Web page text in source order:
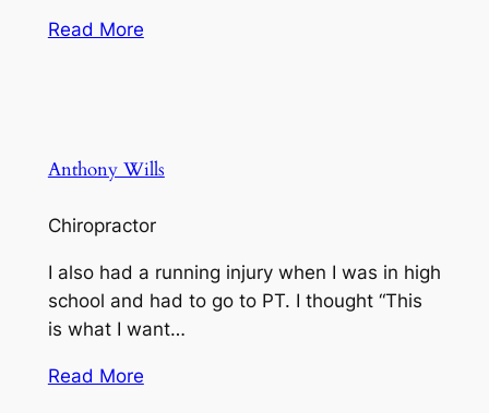
Read More
Anthony Wills
Chiropractor
I also had a running injury when I was in high
school and had to go to PT. I thought “This
is what I want…
Read More